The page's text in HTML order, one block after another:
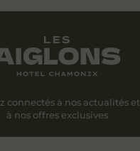
connectés à nos actualités et
à nos offres exclusives